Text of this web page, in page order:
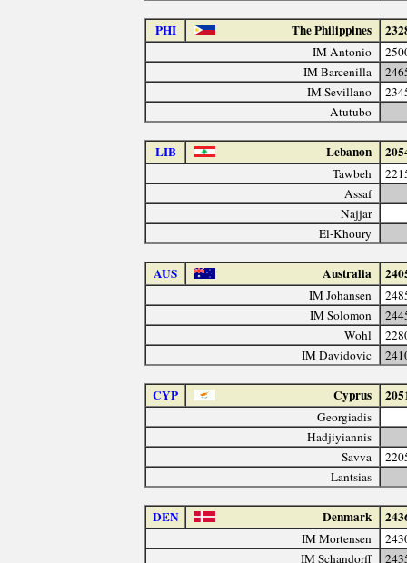
PHI The Philippines
IM Antonio
IM Barcenilla
IM Sevillano
Atutubo
LIB Lebanon
Tawbeh
Assaf
Najjar
El-Khoury
AUS Australia
IM Johansen
IM Solomon
Wohl
IM Davidovic
CYP Cyprus
Georgiadis
Hadjiyiannis
Savva
Lantsias
DEN Denmark
IM Mortensen
IM Schandorff